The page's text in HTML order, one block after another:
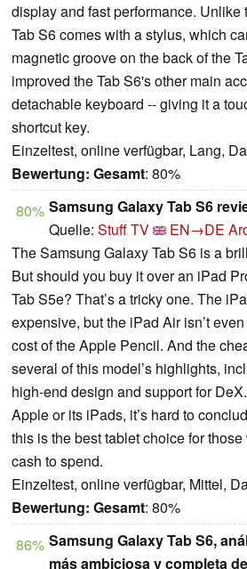
display and fast performance. Unlike
Tab S6 comes with a stylus, which
magnetic groove on the back of the
improved the Tab S6's other main
detachable keyboard -- giving it a
shortcut key.
Einzeltest, online verfügbar, Lang,
Bewertung: Gesamt: 80%
80% Samsung Galaxy Tab S6
Quelle: Stuff TV EN→DE
The Samsung Galaxy Tab S6 is a
But should you buy it over an iPad
Tab S5e? That’s a tricky one. The
expensive, but the iPad Air isn’t
cost of the Apple Pencil. And the
several of this model’s highlights,
high-end design and support for
Apple or its iPads, it’s hard to
this is the best tablet choice for
cash to spend.
Einzeltest, online verfügbar, Mittel,
Bewertung: Gesamt: 80%
86% Samsung Galaxy Tab S6,
más ambiciosa y completa